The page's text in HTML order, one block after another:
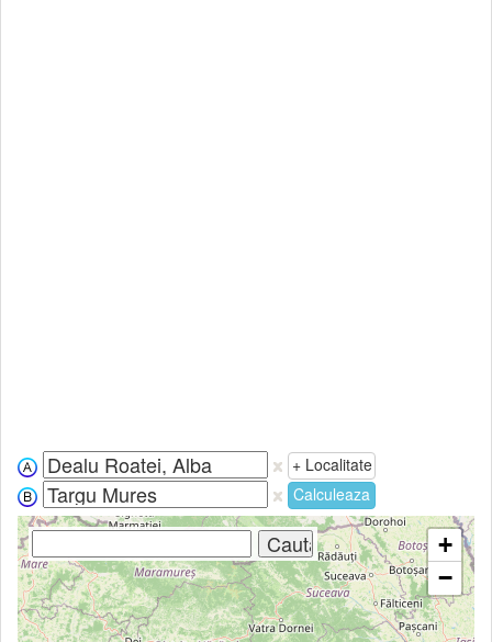
+ Localitate
Calculeaza
+
−